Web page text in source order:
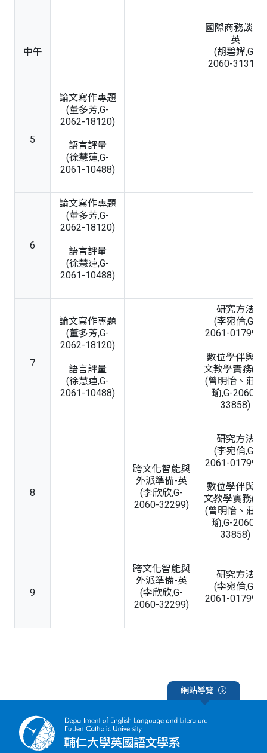
中午
國際商務談判-
英
(胡碧嬋,G-
2060-31310)
5
論文寫作專題
(董多芳,G-
2062-18120)
語言評量
(徐慧蓮,G-
2061-10488)
6
論文寫作專題
(董多芳,G-
2062-18120)
語言評量
(徐慧蓮,G-
2061-10488)
7
論文寫作專題
(董多芳,G-
2062-18120)
語言評量
(徐慧蓮,G-
2061-10488)
研究方法
(李宛倫,G-
2061-01799B)
數位學伴與語
文教學實務(二)
(曾明怡、莊適
瑜,G-2060-
33858)
8
跨文化智能與
外派準備-英
(李欣欣,G-
2060-32299)
研究方法
(李宛倫,G-
2061-01799B)
數位學伴與語
文教學實務(二)
(曾明怡、莊適
瑜,G-2060-
33858)
9
跨文化智能與
外派準備-英
(李欣欣,G-
2060-32299)
研究方法
(李宛倫,G-
2061-01799B)
網站導覽